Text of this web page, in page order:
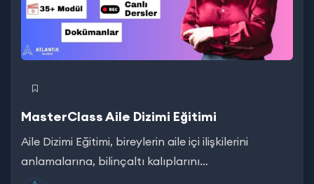
MasterClass Aile Dizimi Eğitimi
Aile Dizimi Eğitimi, bireylerin aile içi ilişkilerini
anlamalarına, bilinçaltı kalıplarını…